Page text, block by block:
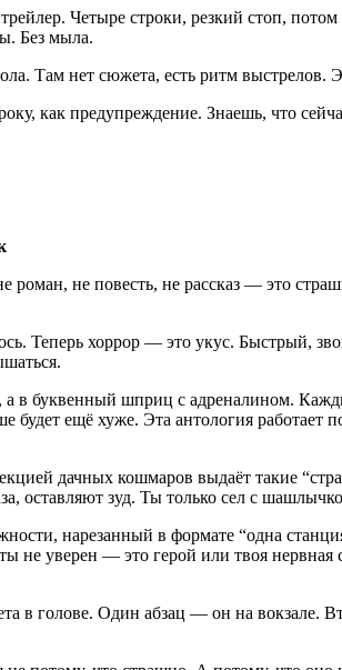
Четыре строки, резкий стоп,
Без мыла.
Там нет сюжета, есть ритм
как предупреждение. Знаешь, что
роман, не повесть, не рассказ — это
Теперь хоррор — это укус. Быстрый,
буквенный шприц с адреналином.
будет ещё хуже. Эта антология
дачных кошмаров выдаёт такие
оставляют зуд. Ты только сел с
нарезанный в формате “одна
не уверен — это герой или твоя
в голове. Один абзац — он на